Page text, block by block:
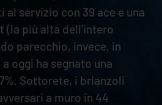
servizio con 39 ace e una
(la più alta dell’intero
parecchio, invece, in
oggi ha segnato una
Sottorete, i brianzoli
a muro in 44